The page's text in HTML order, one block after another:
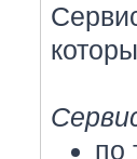
по